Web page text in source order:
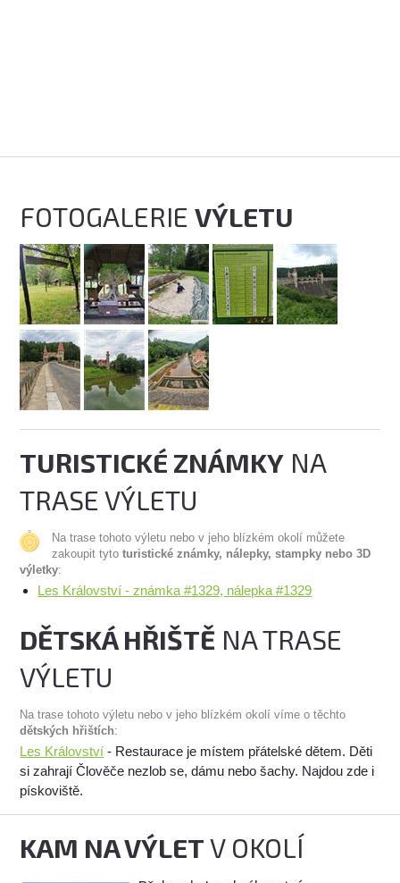
FOTOGALERIEVÝLETU
TURISTICKÉ ZNÁMKY NA
TRASE VÝLETU
Na trase tohoto výletu nebo v jeho blízkém okolí můžete
zakoupit tytoturistické známky, nálepky, stampky nebo 3D
výletky:
Les Království - známka #1329, nálepka #1329
DĚTSKÁ HŘIŠTĚ NA TRASE
VÝLETU
Na trase tohoto výletu nebo v jeho blízkém okolí víme o těchto
dětských hřištích:
Les Království - Restaurace je místem přátelské dětem. Děti
si zahrají Člověče nezlob se, dámu nebo šachy. Najdou zde i
pískoviště.
KAM NA VÝLETV OKOLÍ